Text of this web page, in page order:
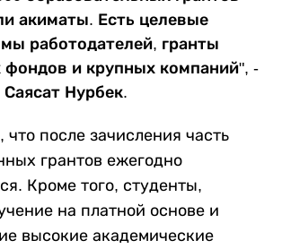
акиматы. Есть целевые
работодателей, гранты
фондов и крупных компаний", -
Саясат Нурбек.
после зачисления часть
грантов ежегодно
Кроме того, студенты,
на платной основе и
высокие академические